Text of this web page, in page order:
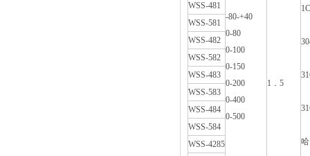
-80-+40
0-80
0-100
0-150
0-200
0-400
0-500
1．5
WSS-481
WSS-581
WSS-482
WSS-582
WSS-483
WSS-583
WSS-484
WSS-584
WSS-4285